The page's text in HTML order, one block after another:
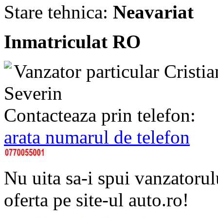
Stare tehnica: Neavariat
Inmatriculat RO
Vanzator particular
Severin
Contacteaza prin telefon:
arata numarul de telefon
Nu uita sa-i spui
oferta pe site-ul auto.ro!